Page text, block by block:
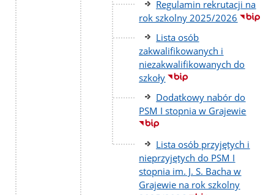
Regulamin rekrutacji na
rok szkolny 2025/2026
Lista osób
zakwalifikowanych i
niezakwalifikowanych do
szkoły
Dodatkowy nabór do
PSM I stopnia w Grajewie
Lista osób przyjętych i
nieprzyjętych do PSM I
stopnia im. J. S. Bacha w
Grajewie na rok szkolny